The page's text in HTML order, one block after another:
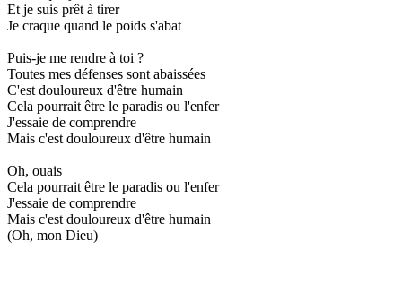
Et je suis prêt à tirer
Je craque quand le poids s'abat
Puis-je me rendre à toi ?
Toutes mes défenses sont abaissées
C'est douloureux d'être humain
Cela pourrait être le paradis ou l'enfer
J'essaie de comprendre
Mais c'est douloureux d'être humain
Oh, ouais
Cela pourrait être le paradis ou l'enfer
J'essaie de comprendre
Mais c'est douloureux d'être humain
(Oh, mon Dieu)